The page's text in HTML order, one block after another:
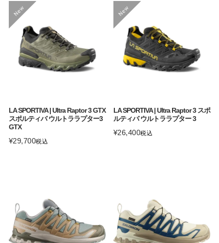
LA SPORTIVA | Ultra Raptor 3 GTX
スポルティバ ウルトララプター3
GTX
¥29,700税込
LA SPORTIVA | Ultra Raptor 3 スポ
ルティバ ウルトララプター 3
¥26,400税込